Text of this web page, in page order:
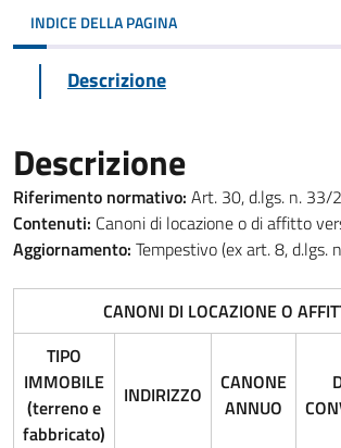
INDICE DELLA PAGINA
Descrizione
Descrizione
Riferimento normativo: Art. 30, d.lgs. n. 33/
Contenuti: Canoni di locazione o di affitto
Aggiornamento: Tempestivo (ex art. 8, d.lgs.
CANONI DI LOCAZIONE O
TIPO
IMMOBILE
(terreno e
fabbricato)
INDIRIZZO
CANONE
ANNUO